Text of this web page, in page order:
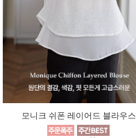
모니크 쉬폰 레이어드 블라우스